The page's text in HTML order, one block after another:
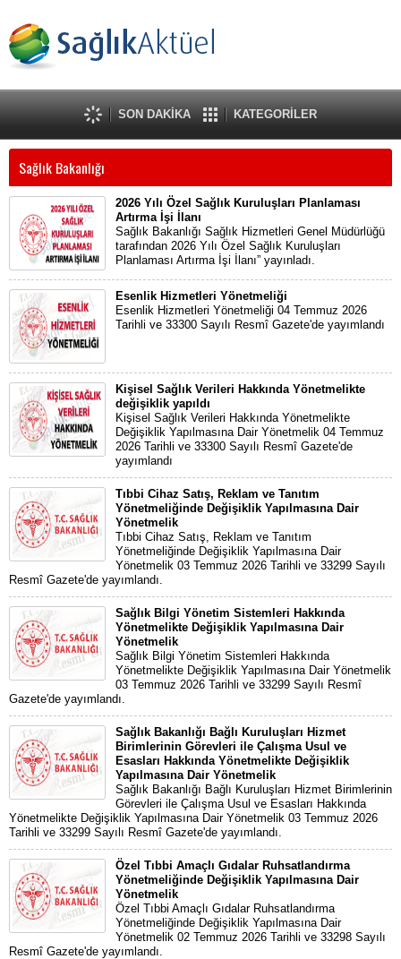
SON DAKİKA KATEGORİLER
Sağlık Bakanlığı
2026 Yılı Özel Sağlık Kuruluşları Planlaması
Artırma İşi İlanı
Sağlık Bakanlığı Sağlık Hizmetleri Genel Müdürlüğü
tarafından 2026 Yılı Özel Sağlık Kuruluşları
Planlaması Artırma İşi İlanı” yayınladı.
Esenlik Hizmetleri Yönetmeliği
Esenlik Hizmetleri Yönetmeliği 04 Temmuz 2026
Tarihli ve 33300 Sayılı Resmî Gazete'de yayımlandı
Kişisel Sağlık Verileri Hakkında Yönetmelikte
değişiklik yapıldı
Kişisel Sağlık Verileri Hakkında Yönetmelikte
Değişiklik Yapılmasına Dair Yönetmelik 04 Temmuz
2026 Tarihli ve 33300 Sayılı Resmî Gazete'de
yayımlandı
Tıbbi Cihaz Satış, Reklam ve Tanıtım
Yönetmeliğinde Değişiklik Yapılmasına Dair
Yönetmelik
Tıbbi Cihaz Satış, Reklam ve Tanıtım
Yönetmeliğinde Değişiklik Yapılmasına Dair
Yönetmelik 03 Temmuz 2026 Tarihli ve 33299 Sayılı
Resmî Gazete'de yayımlandı.
Sağlık Bilgi Yönetim Sistemleri Hakkında
Yönetmelikte Değişiklik Yapılmasına Dair
Yönetmelik
Sağlık Bilgi Yönetim Sistemleri Hakkında
Yönetmelikte Değişiklik Yapılmasına Dair Yönetmelik
03 Temmuz 2026 Tarihli ve 33299 Sayılı Resmî
Gazete'de yayımlandı.
Sağlık Bakanlığı Bağlı Kuruluşları Hizmet
Birimlerinin Görevleri ile Çalışma Usul ve
Esasları Hakkında Yönetmelikte Değişiklik
Yapılmasına Dair Yönetmelik
Sağlık Bakanlığı Bağlı Kuruluşları Hizmet Birimlerinin
Görevleri ile Çalışma Usul ve Esasları Hakkında
Yönetmelikte Değişiklik Yapılmasına Dair Yönetmelik 03 Temmuz 2026
Tarihli ve 33299 Sayılı Resmî Gazete'de yayımlandı.
Özel Tıbbi Amaçlı Gıdalar Ruhsatlandırma
Yönetmeliğinde Değişiklik Yapılmasına Dair
Yönetmelik
Özel Tıbbi Amaçlı Gıdalar Ruhsatlandırma
Yönetmeliğinde Değişiklik Yapılmasına Dair
Yönetmelik 02 Temmuz 2026 Tarihli ve 33298 Sayılı
Resmî Gazete'de yayımlandı.